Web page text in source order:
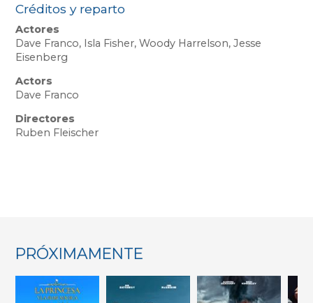
Créditos y reparto
Actores
Dave Franco, Isla Fisher, Woody Harrelson, Jesse
Eisenberg
Actors
Dave Franco
Directores
Ruben Fleischer
PRÓXIMAMENTE